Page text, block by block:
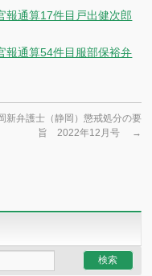
報通算17件目戸出健次郎
報通算54件目服部保裕弁
新弁護士（静岡）懲戒処分の要
旨 2022年12月号
→